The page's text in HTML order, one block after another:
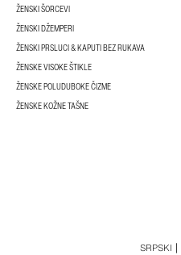
ŽENSKI ŠORCEVI
ŽENSKI DŽEMPERI
ŽENSKI PRSLUCI & KAPUTI BEZ RUKAVA
ŽENSKE VISOKE ŠTIKLE
ŽENSKE POLUDUBOKE ČIZME
ŽENSKE KOŽNE TAŠNE
SRPSKI